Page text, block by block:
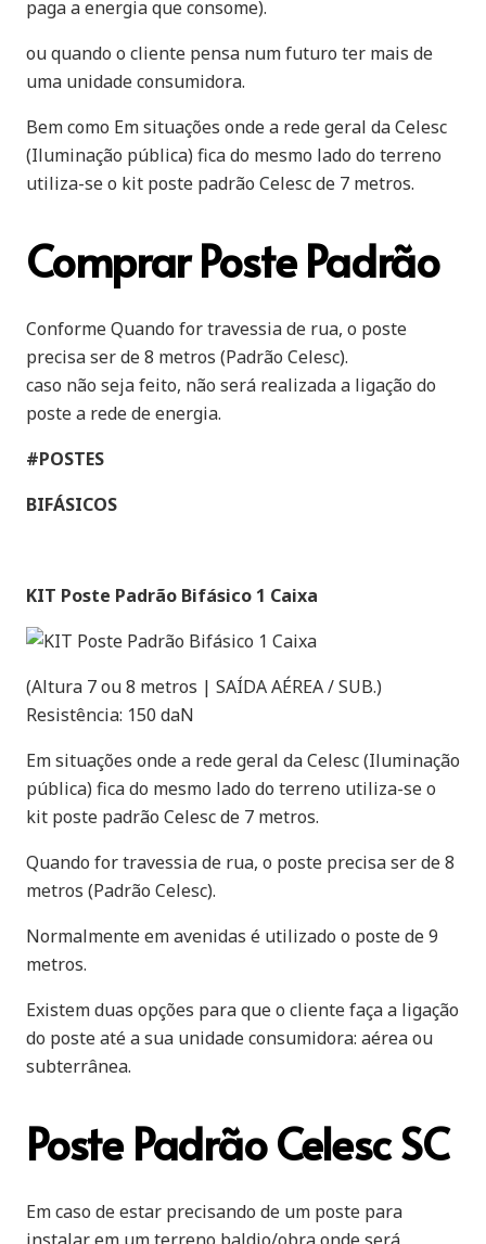
paga a energia que consome).
ou quando o cliente pensa num futuro ter mais de
uma unidade consumidora.
Bem como Em situações onde a rede geral da Celesc
(Iluminação pública) fica do mesmo lado do terreno
utiliza-se o kit poste padrão Celesc de 7 metros.
Comprar Poste Padrão
Conforme Quando for travessia de rua, o poste
precisa ser de 8 metros (Padrão Celesc).
caso não seja feito, não será realizada a ligação do
poste a rede de energia.
#POSTES
BIFÁSICOS
KIT Poste Padrão Bifásico 1 Caixa
(Altura 7 ou 8 metros | SAÍDA AÉREA / SUB.)
Resistência: 150 daN
Em situações onde a rede geral da Celesc (Iluminação
pública) fica do mesmo lado do terreno utiliza-se o
kit poste padrão Celesc de 7 metros.
Quando for travessia de rua, o poste precisa ser de 8
metros (Padrão Celesc).
Normalmente em avenidas é utilizado o poste de 9
metros.
Existem duas opções para que o cliente faça a ligação
do poste até a sua unidade consumidora: aérea ou
subterrânea.
Poste Padrão Celesc SC
Em caso de estar precisando de um poste para